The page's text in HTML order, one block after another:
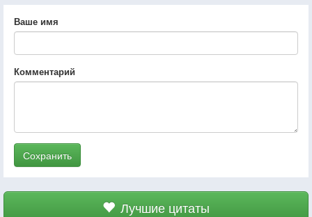
Ваше имя
Комментарий
Сохранить
Лучшие цитаты